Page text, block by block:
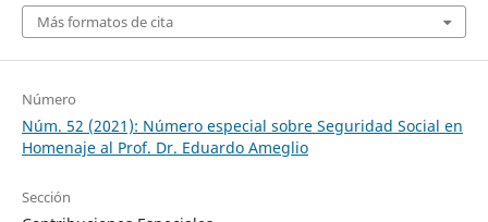
Más formatos de cita
Número
Núm. 52 (2021): Número especial sobre Seguridad Social en
Homenaje al Prof. Dr. Eduardo Ameglio
Sección